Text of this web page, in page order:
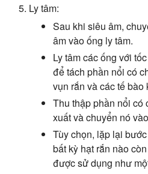
Ly tâm:
Sau khi siêu âm,
âm vào ống ly tâm.
Ly tâm các ống với
để tách phần nổi có
vụn rắn và các tế bào
Thu thập phần nổi có
xuất và chuyển nó
Tùy chọn, lặp lại
bất kỳ hạt rắn nào
được sử dụng như